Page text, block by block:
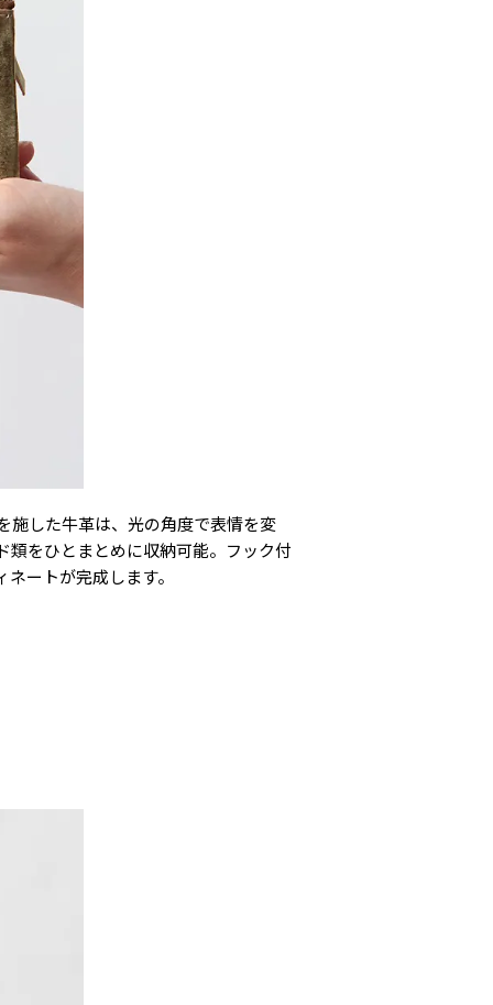
施した牛革は、光の角度で表情を変
類をひとまとめに収納可能。フック付
ートが完成します。